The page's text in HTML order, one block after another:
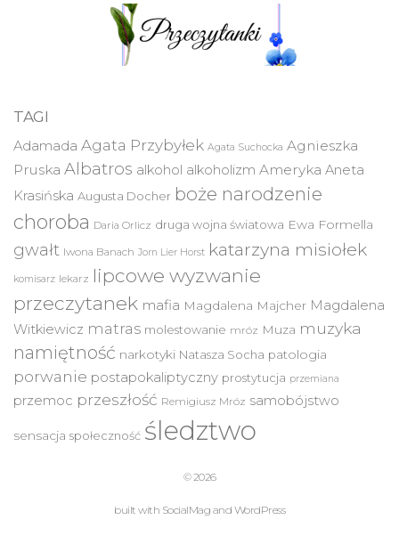
TAGI
Adamada Agata Przybyłek Agata Suchocka Agnieszka
Pruska Albatros alkohol alkoholizm Ameryka Aneta
Krasińska Augusta Docher boże narodzenie
choroba Daria Orlicz druga wojna światowa Ewa Formella
gwałt Iwona Banach Jorn Lier Horst katarzyna misiołek
komisarz lekarz lipcowe wyzwanie
przeczytanek mafia Magdalena Majcher Magdalena
Witkiewicz matras molestowanie mróz Muza muzyka
namiętność narkotyki Natasza Socha patologia
porwanie postapokaliptyczny prostytucja przemiana
przemoc przeszłość Remigiusz Mróz samobójstwo
sensacja społeczność śledztwo
© 2026
built with SocialMag and WordPress